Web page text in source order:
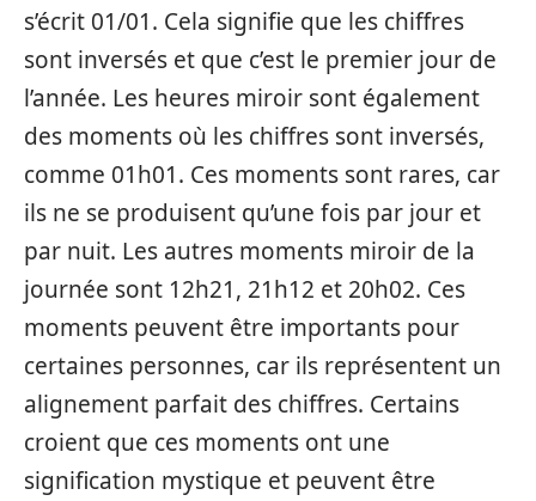
s’écrit 01/01. Cela signifie que les chiffres
sont inversés et que c’est le premier jour de
l’année. Les heures miroir sont également
des moments où les chiffres sont inversés,
comme 01h01. Ces moments sont rares, car
ils ne se produisent qu’une fois par jour et
par nuit. Les autres moments miroir de la
journée sont 12h21, 21h12 et 20h02. Ces
moments peuvent être importants pour
certaines personnes, car ils représentent un
alignement parfait des chiffres. Certains
croient que ces moments ont une
signification mystique et peuvent être